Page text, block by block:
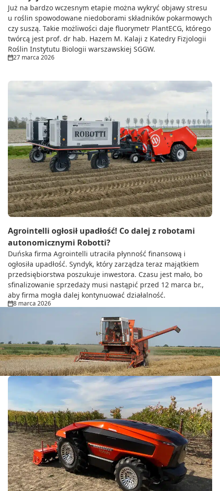
Już na bardzo wczesnym etapie można wykryć objawy stresu
u roślin spowodowane niedoborami składników pokarmowych
czy suszą. Takie możliwości daje fluorymetr PlantECG, którego
twórcą jest prof. dr hab. Hazem M. Kalaji z Katedry Fizjologii
Roślin Instytutu Biologii warszawskiej SGGW.
27 marca 2026
Agrointelli ogłosił upadłość! Co dalej z robotami
autonomicznymi Robotti?
Duńska firma Agrointelli utraciła płynność finansową i
ogłosiła upadłość. Syndyk, który zarządza teraz majątkiem
przedsiębiorstwa poszukuje inwestora. Czasu jest mało, bo
sfinalizowanie sprzedaży musi nastąpić przed 12 marca br.,
aby firma mogła dalej kontynuować działalność.
8 marca 2026